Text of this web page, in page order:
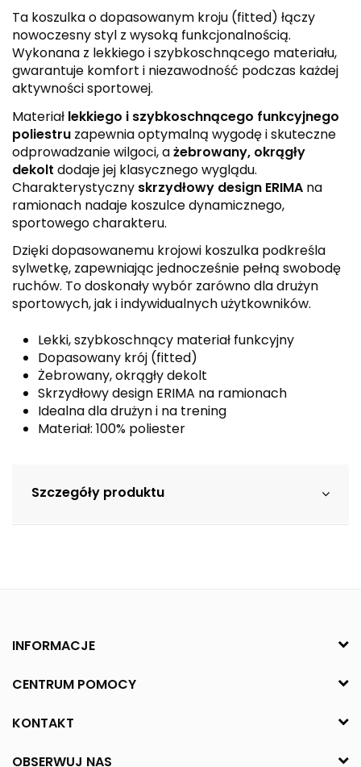
Ta koszulka o dopasowanym kroju (fitted) łączy
nowoczesny styl z wysoką funkcjonalnością.
Wykonana z lekkiego i szybkoschnącego materiału,
gwarantuje komfort i niezawodność podczas każdej
aktywności sportowej.
Materiał lekkiego i szybkoschnącego funkcyjnego
poliestru zapewnia optymalną wygodę i skuteczne
odprowadzanie wilgoci, ażebrowany, okrągły
dekolt dodaje jej klasycznego wyglądu.
Charakterystyczny skrzydłowy design ERIMA na
ramionach nadaje koszulce dynamicznego,
sportowego charakteru.
Dzięki dopasowanemu krojowi koszulka podkreśla
sylwetkę, zapewniając jednocześnie pełną swobodę
ruchów. To doskonały wybór zarówno dla drużyn
sportowych, jak i indywidualnych użytkowników.
Lekki, szybkoschnący materiał funkcyjny
Dopasowany krój (fitted)
Żebrowany, okrągły dekolt
Skrzydłowy design ERIMA na ramionach
Idealna dla drużyn i na trening
Materiał: 100% poliester
Szczegóły produktu
INFORMACJE
CENTRUM POMOCY
KONTAKT
OBSERWUJ NAS